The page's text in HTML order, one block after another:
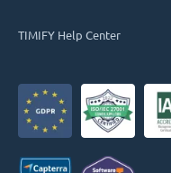
TIMIFY Help Center